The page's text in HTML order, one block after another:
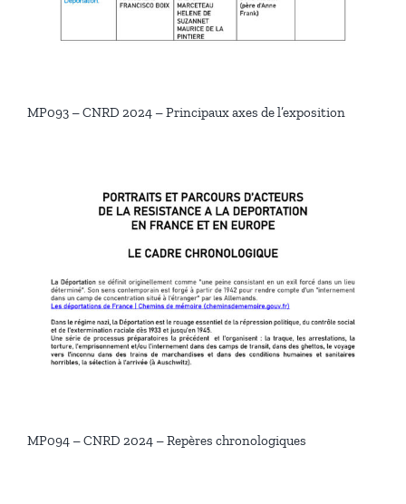
MP093 – CNRD 2024 – Principaux axes de l’exposition
MP094 – CNRD 2024 – Repères chronologiques